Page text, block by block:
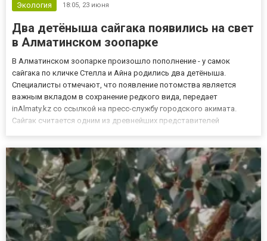
Экология 18:05, 23 июня
Два детёныша сайгака появились на свет
в Алматинском зоопарке
В Алматинском зоопарке произошло пополнение - у самок
сайгака по кличке Стелла и Айна родились два детёныша.
Специалисты отмечают, что появление потомства является
важным вкладом в сохранение редкого вида, передает
inAlmaty.kz со ссылкой на пресс-службу городского акимата.
Сайгак считается одним из древнейших представителей
имеет особый природо...